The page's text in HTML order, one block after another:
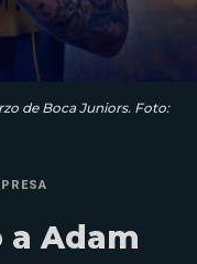
de Boca Juniors. Foto:
a Adam